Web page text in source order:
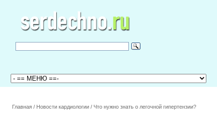
Главная / Новости кардиологии / Что нужно знать о легочной гипертензии?